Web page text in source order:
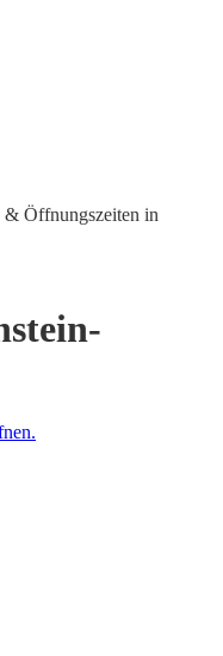
& Öffnungszeiten in